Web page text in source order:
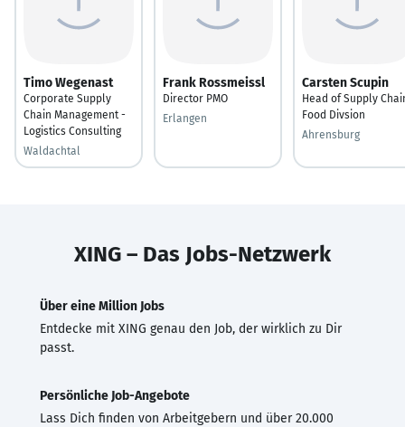
Timo Wegenast
Corporate Supply
Chain Management -
Logistics Consulting
Waldachtal
Frank Rossmeissl
Director PMO
Erlangen
Carsten Scupin
Head of Supply
Food Divsion
Ahrensburg
XING – Das Jobs-Netzwerk
Über eine Million Jobs
Entdecke mit XING genau den Job, der wirklich zu Dir
passt.
Persönliche Job-Angebote
Lass Dich finden von Arbeitgebern und über 20.000